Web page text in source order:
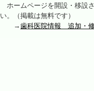
ホームページを開設・移設
い。（掲載は無料です）
→歯科医院情報 追加・